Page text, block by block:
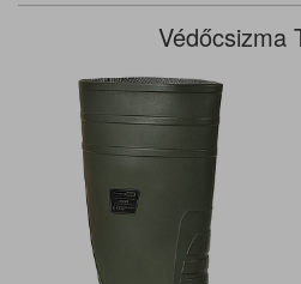
Védőcsizma